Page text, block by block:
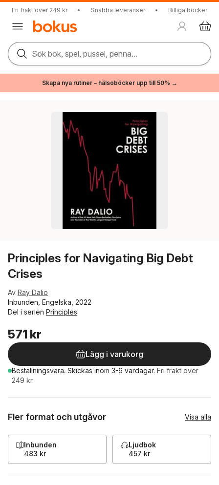
Fri frakt över 249 kr • Snabba leveranser • Billiga böcker
Sök bok, spel, pussel, penna...
Skapa nya rutiner – hälsoböcker upp till 50% →
Principles for Navigating Big Debt
Crises
Av Ray Dalio
Inbunden, Engelska, 2022
Del i serien Principles
571 kr
Lägg i varukorg
Beställningsvara. Skickas inom 3-6 vardagar. Fri frakt över
249 kr.
Fler format och utgåvor Visa alla
Inbunden
483 kr
Ljudbok
457 kr